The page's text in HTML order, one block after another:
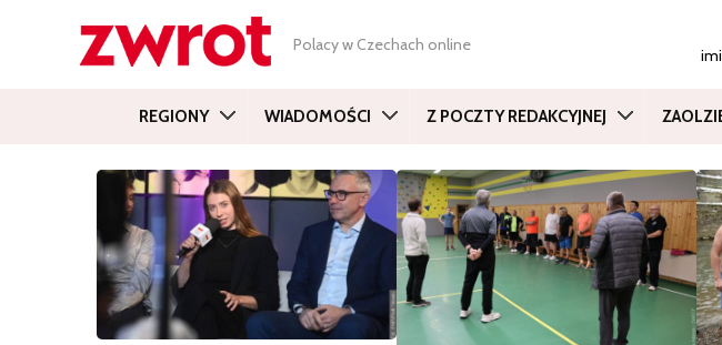
Polacy w Czechach online
REGIONY WIADOMOŚCI Z POCZTY REDAKCYJNEJ